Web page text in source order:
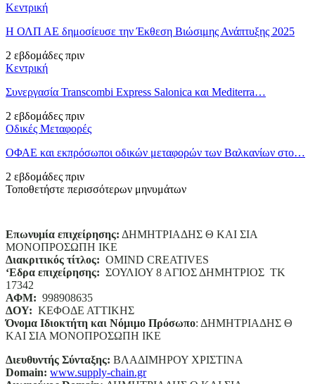
Κεντρική
Η ΟΛΠ ΑΕ δημοσίευσε την Έκθεση Βιώσιμης Ανάπτυξης 2025
2 εβδομάδες πριν
Κεντρική
Συνεργασία Transcombi Express Salonica και Mediterra…
2 εβδομάδες πριν
Οδικές Μεταφορές
ΟΦΑΕ και εκπρόσωποι οδικών μεταφορών των Βαλκανίων στο…
2 εβδομάδες πριν
Τοποθετήστε περισσότερων μηνυμάτων
Επωνυμία επιχείρησης: ΔΗΜΗΤΡΙΑΔΗΣ Θ ΚΑΙ ΣΙΑ
ΜΟΝΟΠΡΟΣΩΠΗ ΙΚΕ
Διακριτικός τίτλος: ΟΜΙΝD CREATIVES
‘Eδρα επιχείρησης: ΣΟΥΛΙΟΥ 8 ΑΓΙΟΣ ΔΗΜΗΤΡΙΟΣ ΤΚ
17342
ΑΦΜ: 998908635
ΔΟΥ: ΚΕΦΟΔΕ ΑΤΤΙΚΗΣ
Όνομα Ιδιοκτήτη και Νόμιμο Πρόσωπο: ΔΗΜΗΤΡΙΑΔΗΣ Θ
ΚΑΙ ΣΙΑ ΜΟΝΟΠΡΟΣΩΠΗ ΙΚΕ
Διευθυντής Σύνταξης: ΒΛΑΔΙΜΗΡΟΥ ΧΡΙΣΤΙΝΑ
Domain: www.supply-chain.gr